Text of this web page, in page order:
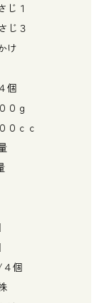
１
３
け
ｇ
ｃ
個